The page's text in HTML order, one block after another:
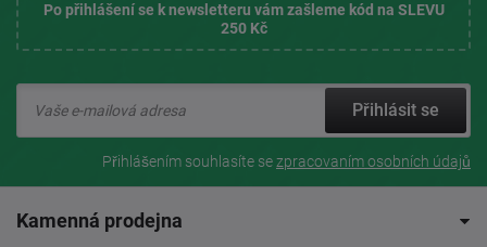
Po přihlášení se k newsletteru vám zašleme kód na SLEVU
250 Kč
Přihlásit se
Přihlášením souhlasíte sezpracovaním osobních údajů
Kamenná prodejna